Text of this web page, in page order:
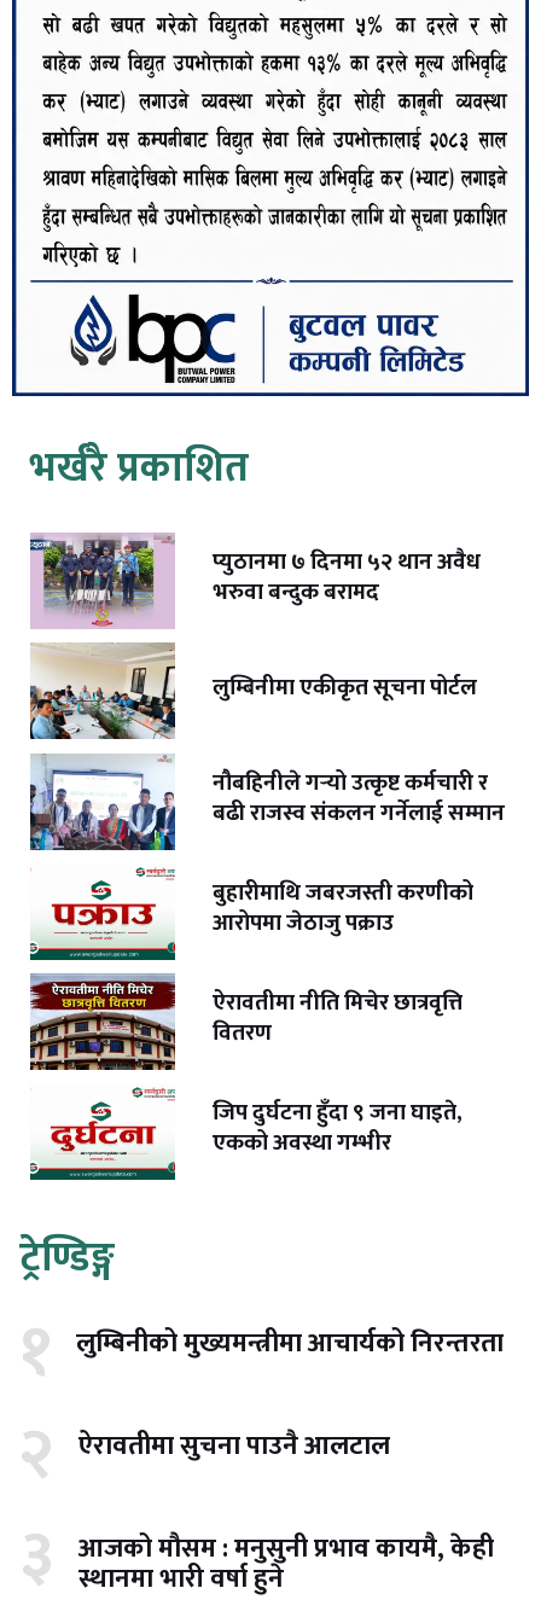
भर्खरै प्रकाशित
प्युठानमा ७ दिनमा ५२ थान अवैध
भरुवा बन्दुक बरामद
लुम्बिनीमा एकीकृत सूचना पोर्टल
नौबहिनीले गर्‍यो उत्कृष्ट कर्मचारी र
बढी राजस्व संकलन गर्नेलाई सम्मान
बुहारीमाथि जबरजस्ती करणीको
आरोपमा जेठाजु पक्राउ
ऐरावतीमा नीति मिचेर छात्रवृत्ति
वितरण
जिप दुर्घटना हुँदा ९ जना घाइते,
एकको अवस्था गम्भीर
ट्रेण्डिङ्ग
१ लुम्बिनीको मुख्यमन्त्रीमा आचार्यको निरन्तरता
२ ऐरावतीमा सुचना पाउनै आलटाल
३ आजको मौसम : मनुसुनी प्रभाव कायमै, केही
स्थानमा भारी वर्षा हुने